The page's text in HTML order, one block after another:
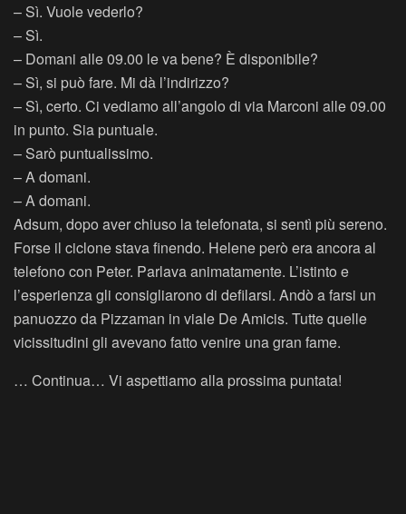
– Sì. Vuole vederlo?
– Sì.
– Domani alle 09.00 le va bene? È disponibile?
– Sì, si può fare. Mi dà l’indirizzo?
– Sì, certo. Ci vediamo all’angolo di via Marconi alle 09.00
in punto. Sia puntuale.
– Sarò puntualissimo.
– A domani.
– A domani.
Adsum, dopo aver chiuso la telefonata, si sentì più sereno.
Forse il ciclone stava finendo. Helene però era ancora al
telefono con Peter. Parlava animatamente. L’istinto e
l’esperienza gli consigliarono di defilarsi. Andò a farsi un
panuozzo da Pizzaman in viale De Amicis. Tutte quelle
vicissitudini gli avevano fatto venire una gran fame.
… Continua… Vi aspettiamo alla prossima puntata!